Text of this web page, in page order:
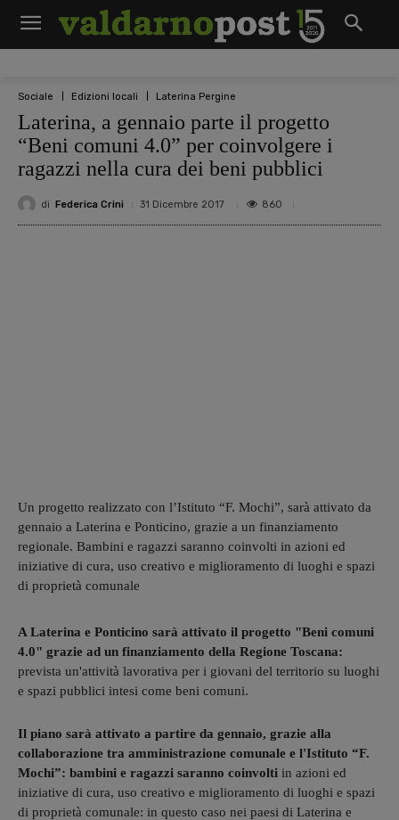
Sociale Edizioni locali Laterina Pergine
Laterina, a gennaio parte il progetto
“Beni comuni 4.0” per coinvolgere i
ragazzi nella cura dei beni pubblici
di Federica Crini 31 Dicembre 2017 860
Un progetto realizzato con l’Istituto “F. Mochi”, sarà attivato da
gennaio a Laterina e Ponticino, grazie a un finanziamento
regionale. Bambini e ragazzi saranno coinvolti in azioni ed
iniziative di cura, uso creativo e miglioramento di luoghi e spazi
di proprietà comunale
A Laterina e Ponticino sarà attivato il progetto "Beni comuni
4.0" grazie ad un finanziamento della Regione Toscana:
prevista un'attività lavorativa per i giovani del territorio su luoghi
e spazi pubblici intesi come beni comuni.
Il piano sarà attivato a partire da gennaio, grazie alla
collaborazione tra amministrazione comunale e l'Istituto “F.
Mochi”: bambini e ragazzi saranno coinvolti in azioni ed
iniziative di cura, uso creativo e miglioramento di luoghi e spazi
di proprietà comunale: in questo caso nei paesi di Laterina e